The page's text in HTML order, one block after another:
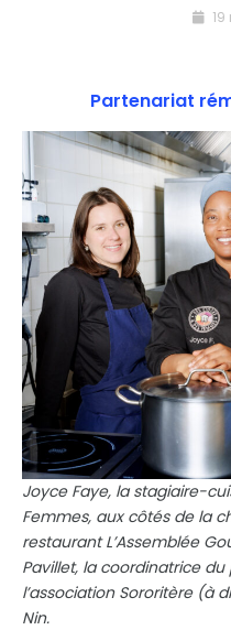
Partenariat
Joyce Faye, la stagiaire-
Femmes, aux côtés de la
restaurant L’Assemblée
Pavillet, la coordinatrice
l’association Sororitère (à
Nin.